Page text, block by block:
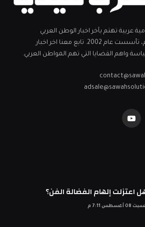
عربية تهتم بآخر اخبار الوطن العربي
والشرق الأوسط والعالم، تأسست عام 2002. تابع معنا اخر اخبار
واهم القضايا التي تهم المواطن العربي.
يوتيوب
اعتزلت إلهام الفضالة الفن؟
08 أغسطس 7:11 م